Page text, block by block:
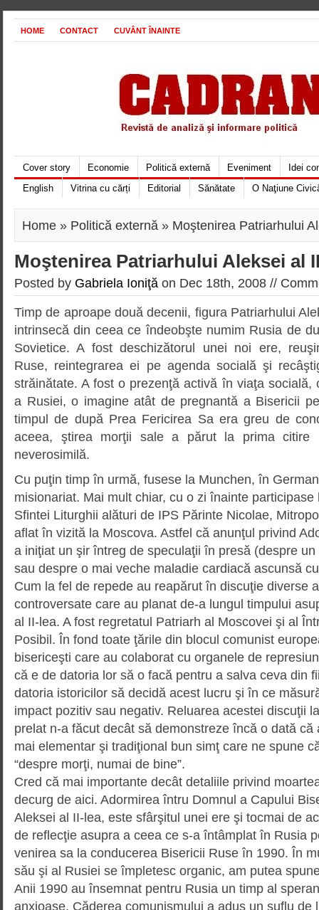
HOME CONTACT CUVÂNT ÎNAINTE
Cover story Economie Politică externă Eveniment
Idei
English
Vitrina cu cărți Editorial Sănătate O Naţiune
Home » Politică externă » Moştenirea Patriarhului
Moştenirea Patriarhului Aleksei al
Posted by Gabriela Ioniţă on Dec 18th, 2008 //
Timp de aproape două decenii, figura Patriarhului
intrinsecă din ceea ce îndeobşte numim Rusia de
Sovietice. A fost deschizătorul unei noi ere,
Ruse, reintegrarea ei pe agenda socială şi
străinătate. A fost o prezenţă activă în viaţa socială,
a Rusiei, o imagine atât de pregnantă a Bisericii
timpul de după Prea Fericirea Sa era greu de
aceea, ştirea morţii sale a părut la prima
neverosimilă.
Cu puţin timp în urmă, fusese la Munchen, în
misionariat. Mai mult chiar, cu o zi înainte
Sfintei Liturghii alături de IPS Părinte Nicolae,
aflat în vizită la Moscova. Astfel că anunţul privind
a iniţiat un şir întreg de speculaţii în presă (despre
sau despre o mai veche maladie cardiacă ascunsă
Cum la fel de repede au reapărut în discuţie diverse
controversate care au planat de-a lungul timpului
al II-lea. A fost regretatul Patriarh al Moscovei şi al
Posibil. În fond toate ţările din blocul comunist
bisericeşti care au colaborat cu organele de
că e de datoria lor să o facă pentru a salva ceva din
datoria istoricilor să decidă acest lucru şi în ce
impact pozitiv sau negativ. Reluarea acestei discuţii
prelat n-a făcut decât să demonstreze încă o dată că
mai elementar şi tradiţional bun simţ care ne spune
“despre morţi, numai de bine”.
Cred că mai importante decât detaliile privind
decurg de aici. Adormirea întru Domnul a Capului
Aleksei al II-lea, este sfârşitul unei ere şi tocmai de
de reflecţie asupra a ceea ce s-a întâmplat în Rusia
venirea sa la conducerea Bisericii Ruse în 1990. În
său şi al Rusiei se împletesc organic, am putea
Anii 1990 au însemnat pentru Rusia un timp al
anxioase. Căderea comunismului a adus un suflu de